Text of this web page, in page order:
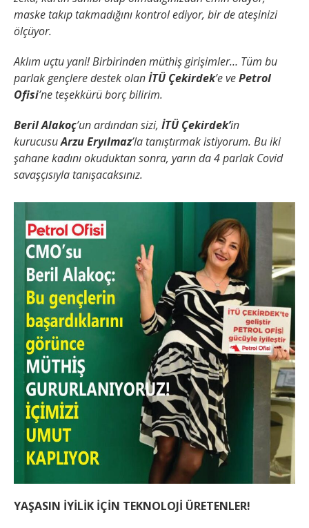
maske takıp takmadığını kontrol ediyor, bir de ateşinizi
ölçüyor.
Aklım uçtu yani! Birbirinden müthiş girişimler… Tüm bu
parlak gençlere destek olanİTÜ Çekirdek’e vePetrol
Ofisi’ne teşekkürü borç bilirim.
Beril Alakoç’un ardından sizi, İTÜ Çekirdek’in
kurucusuArzu Eryılmaz’la tanıştırmak istiyorum. Bu iki
şahane kadını okuduktan sonra, yarın da 4 parlak Covid
savaşçısıyla tanışacaksınız.
YAŞASIN İYİLİK İÇİN TEKNOLOJİ ÜRETENLER!